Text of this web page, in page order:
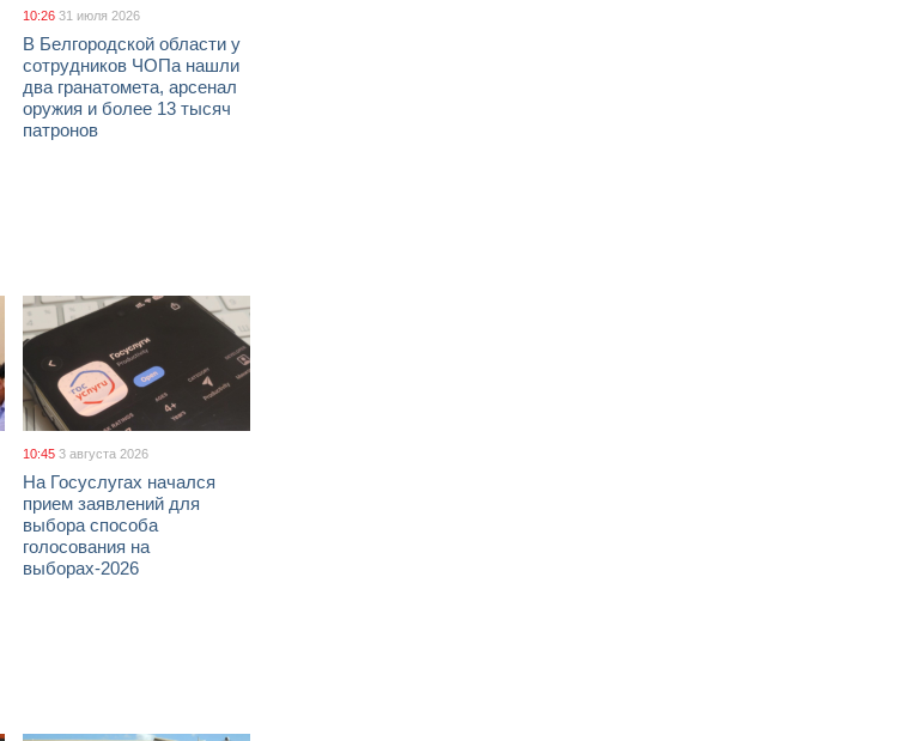
10:26 31 июля 2026
В Белгородской области у
сотрудников ЧОПа нашли
два гранатомета, арсенал
оружия и более 13 тысяч
патронов
10:45 3 августа 2026
На Госуслугах начался
прием заявлений для
выбора способа
голосования на
выборах-2026